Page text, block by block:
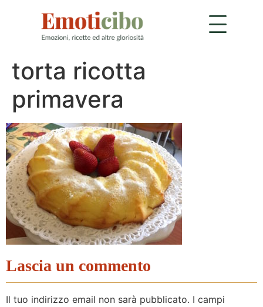
torta ricotta
primavera
Lascia un commento
Il tuo indirizzo email non sarà pubblicato. I campi